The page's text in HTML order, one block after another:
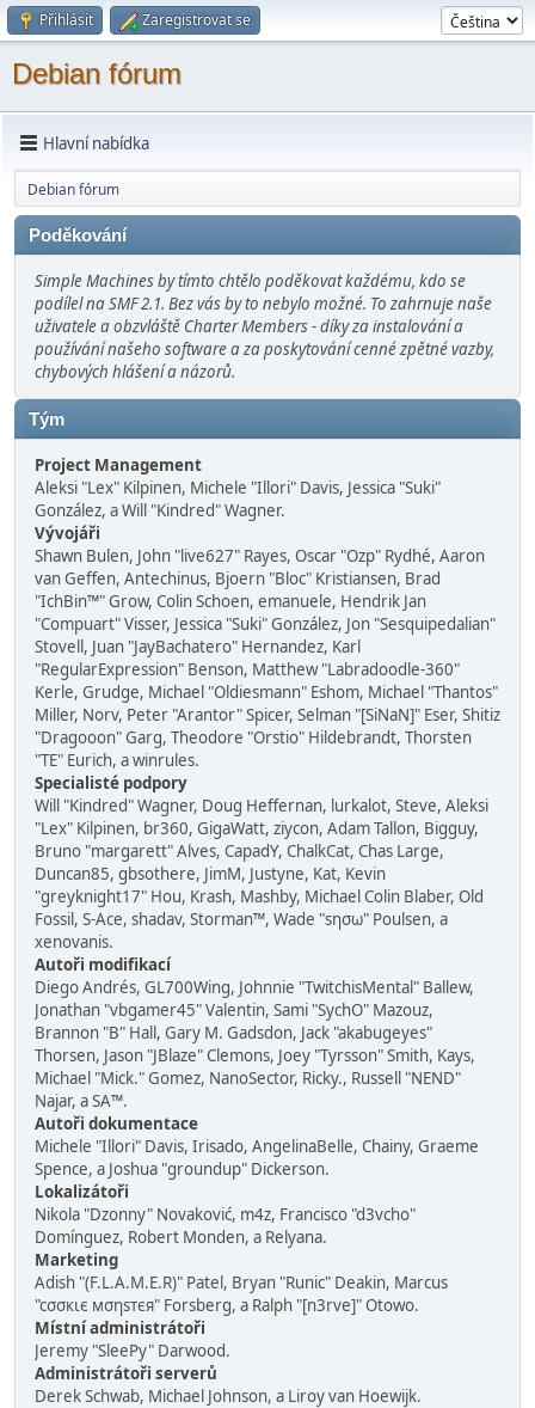
Přihlásit Zaregistrovat se
Debian fórum
Hlavní nabídka
Debian fórum
Poděkování
Simple Machines by tímto chtělo poděkovat každému, kdo se
podílel na SMF 2.1. Bez vás by to nebylo možné. To zahrnuje naše
uživatele a obzvláště Charter Members - díky za instalování a
používání našeho software a za poskytování cenné zpětné vazby,
chybových hlášení a názorů.
Tým
Project Management
Aleksi "Lex" Kilpinen, Michele "Illori" Davis, Jessica "Suki"
González, a Will "Kindred" Wagner.
Vývojáři
Shawn Bulen, John "live627" Rayes, Oscar "Ozp" Rydhé, Aaron
van Geffen, Antechinus, Bjoern "Bloc" Kristiansen, Brad
"IchBin™" Grow, Colin Schoen, emanuele, Hendrik Jan
"Compuart" Visser, Jessica "Suki" González, Jon "Sesquipedalian"
Stovell, Juan "JayBachatero" Hernandez, Karl
"RegularExpression" Benson, Matthew "Labradoodle-360"
Kerle, Grudge, Michael "Oldiesmann" Eshom, Michael "Thantos"
Miller, Norv, Peter "Arantor" Spicer, Selman "[SiNaN]" Eser, Shitiz
"Dragooon" Garg, Theodore "Orstio" Hildebrandt, Thorsten
"TE" Eurich, a winrules.
Specialisté podpory
Will "Kindred" Wagner, Doug Heffernan, lurkalot, Steve, Aleksi
"Lex" Kilpinen, br360, GigaWatt, ziycon, Adam Tallon, Bigguy,
Bruno "margarett" Alves, CapadY, ChalkCat, Chas Large,
Duncan85, gbsothere, JimM, Justyne, Kat, Kevin
"greyknight17" Hou, Krash, Mashby, Michael Colin Blaber, Old
Fossil, S-Ace, shadav, Storman™, Wade "sησω" Poulsen, a
xenovanis.
Autoři modifikací
Diego Andrés, GL700Wing, Johnnie "TwitchisMental" Ballew,
Jonathan "vbgamer45" Valentin, Sami "SychO" Mazouz,
Brannon "B" Hall, Gary M. Gadsdon, Jack "akabugeyes"
Thorsen, Jason "JBlaze" Clemons, Joey "Tyrsson" Smith, Kays,
Michael "Mick." Gomez, NanoSector, Ricky., Russell "NEND"
Najar, a SA™.
Autoři dokumentace
Michele "Illori" Davis, Irisado, AngelinaBelle, Chainy, Graeme
Spence, a Joshua "groundup" Dickerson.
Lokalizátoři
Nikola "Dzonny" Novaković, m4z, Francisco "d3vcho"
Domínguez, Robert Monden, a Relyana.
Marketing
Adish "(F.L.A.M.E.R)" Patel, Bryan "Runic" Deakin, Marcus
"cσσкιє мσηѕтєя" Forsberg, a Ralph "[n3rve]" Otowo.
Místní administrátoři
Jeremy "SleePy" Darwood.
Administrátoři serverů
Derek Schwab, Michael Johnson, a Liroy van Hoewijk.